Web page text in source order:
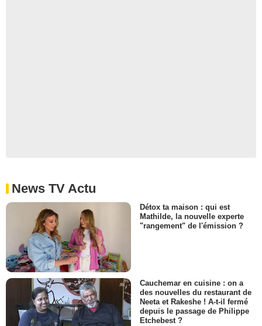
News TV Actu
Détox ta maison : qui est
Mathilde, la nouvelle experte
"rangement" de l'émission ?
Cauchemar en cuisine : on a
des nouvelles du restaurant de
Neeta et Rakeshe ! A-t-il fermé
depuis le passage de Philippe
Etchebest ?